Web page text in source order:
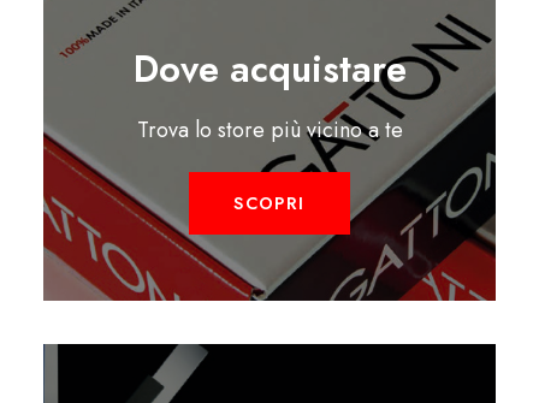
Dove acquistare
Trova lo store più vicino a te
SCOPRI